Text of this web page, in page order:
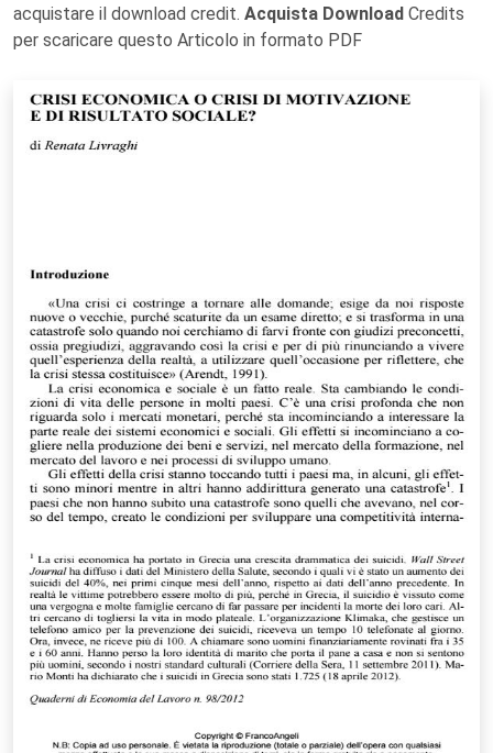
acquistare il download credit. Acquista Download Credits
per scaricare questo Articolo in formato PDF